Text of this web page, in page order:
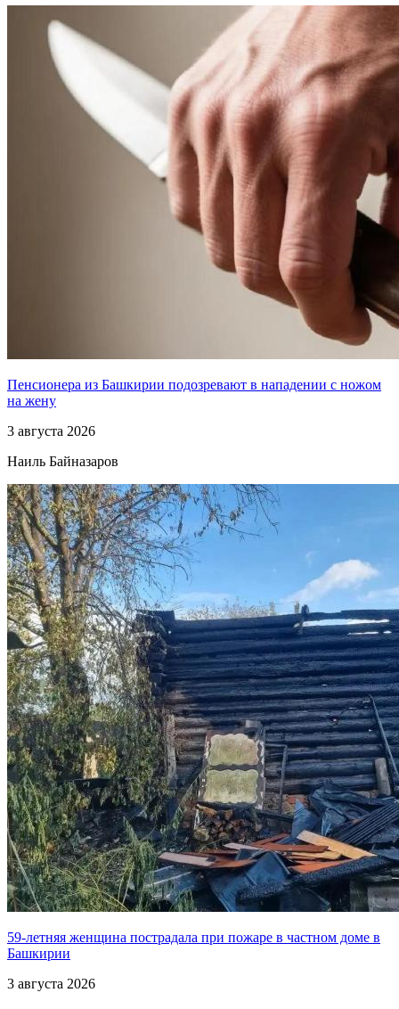
Пенсионера из Башкирии подозревают в нападении с ножом
на жену
3 августа 2026
Наиль Байназаров
59-летняя женщина пострадала при пожаре в частном доме в
Башкирии
3 августа 2026